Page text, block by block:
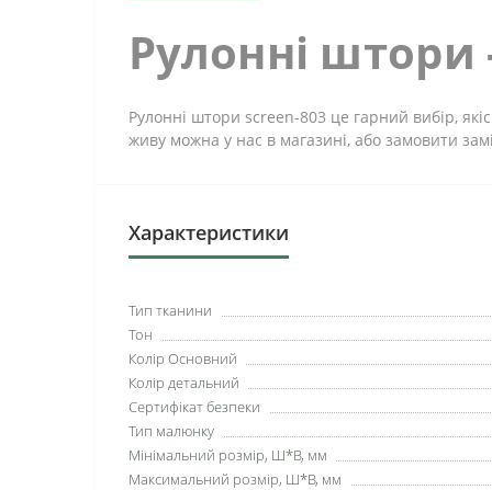
Рулонні штори
Рулонні штори screen-803 це гарний вибір,
живу можна у нас в магазині, або замовити
Характеристики
Тип тканини
Тон
Колір Основний
Колір детальний
Сертифікат безпеки
Тип малюнку
Мінімальний розмір, Ш*В, мм
Максимальний розмір, Ш*В, мм